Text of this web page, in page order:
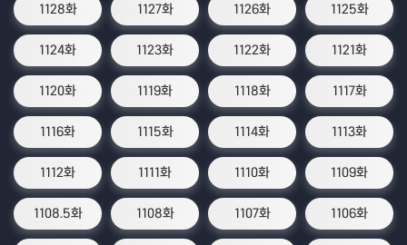
1128화 1127화 1126화 1125화
1124화 1123화 1122화 1121화
1120화 1119화 1118화 1117화
1116화 1115화 1114화 1113화
1112화 1111화 1110화 1109화
1108.5화 1108화 1107화 1106화